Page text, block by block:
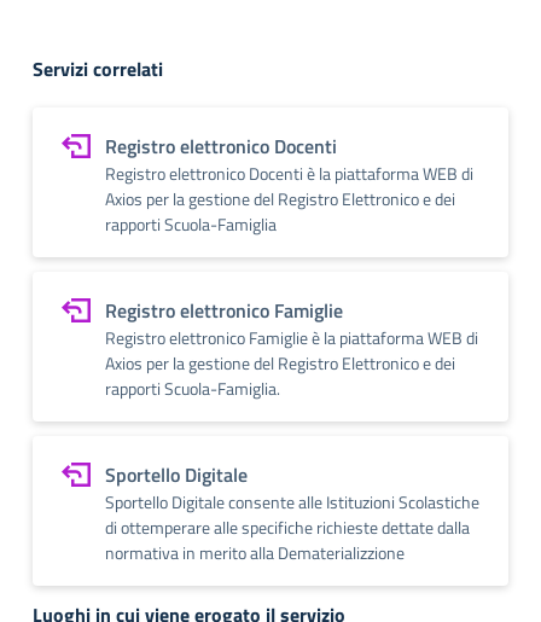
Servizi correlati
Registro elettronico Docenti
Registro elettronico Docenti è la piattaforma WEB di
Axios per la gestione del Registro Elettronico e dei
rapporti Scuola-Famiglia
Registro elettronico Famiglie
Registro elettronico Famiglie è la piattaforma WEB di
Axios per la gestione del Registro Elettronico e dei
rapporti Scuola-Famiglia.
Sportello Digitale
Sportello Digitale consente alle Istituzioni Scolastiche
di ottemperare alle specifiche richieste dettate dalla
normativa in merito alla Dematerializzione
Luoghi in cui viene erogato il servizio